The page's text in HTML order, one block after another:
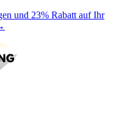
und 23% Rabatt auf Ihr